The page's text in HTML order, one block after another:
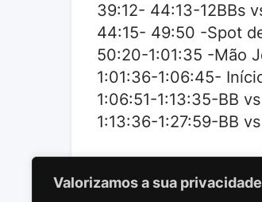
Valorizamos a sua privacidade
39:12- 44:13-12BBs
44:15- 49:50 -Spot
50:20-1:01:35 -Mão
1:01:36-1:06:45-
1:06:51-1:13:35-BB
1:13:36-1:27:59-BB